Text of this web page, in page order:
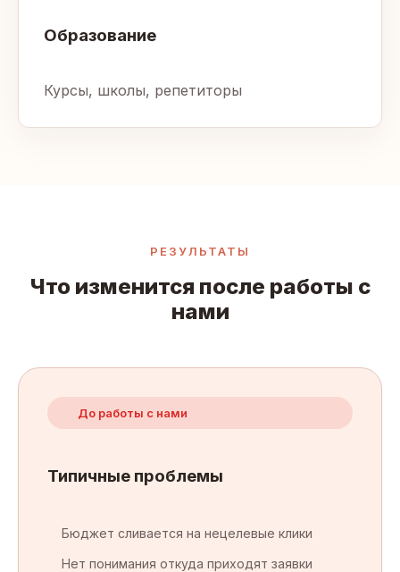
Образование
Курсы, школы, репетиторы
РЕЗУЛЬТАТЫ
Что изменится после работы с
нами
До работы с нами
Типичные проблемы
Бюджет сливается на нецелевые клики
Нет понимания откуда приходят заявки